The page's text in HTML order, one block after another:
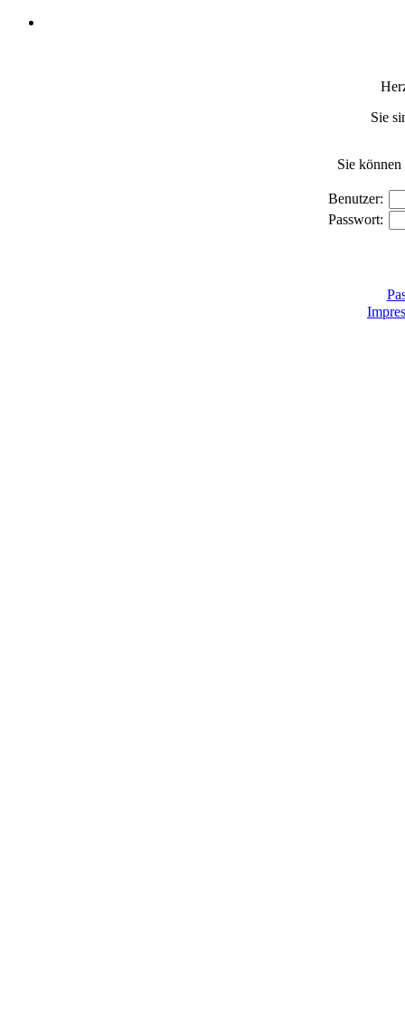
Sie
Sie
Benutzer:
Passwort: